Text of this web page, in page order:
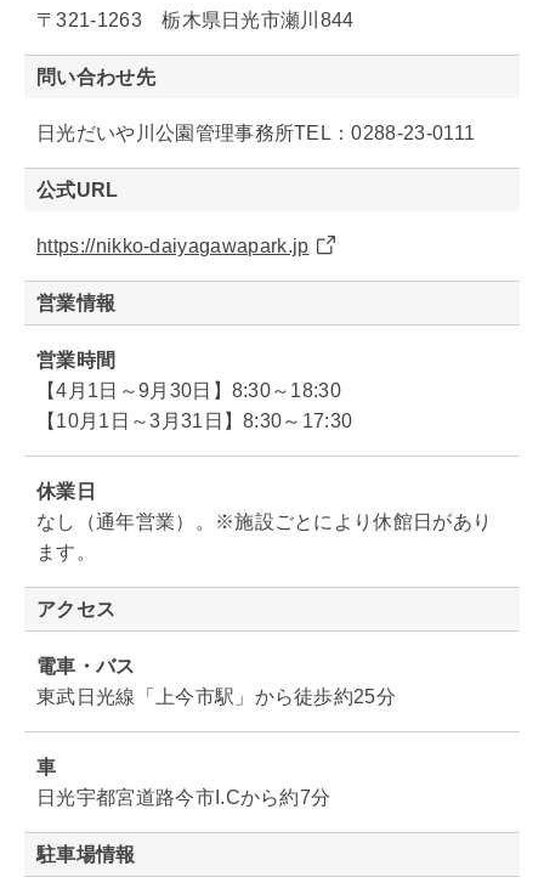
〒321-1263 栃木県日光市瀬川844
問い合わせ先
日光だいや川公園管理事務所TEL：0288-23-0111
公式URL
https://nikko-daiyagawapark.jp
営業情報
営業時間
【4月1日～9月30日】8:30～18:30
【10月1日～3月31日】8:30～17:30
休業日
なし（通年営業）。※施設ごとにより休館日があり
ます。
アクセス
電車・バス
東武日光線「上今市駅」から徒歩約25分
車
日光宇都宮道路今市I.Cから約7分
駐車場情報